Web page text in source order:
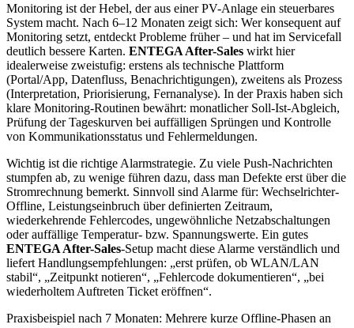
Monitoring ist der Hebel, der aus einer PV-Anlage ein steuerbares
System macht. Nach 6–12 Monaten zeigt sich: Wer konsequent auf
Monitoring setzt, entdeckt Probleme früher – und hat im Servicefall
deutlich bessere Karten. ENTEGA After-Sales wirkt hier
idealerweise zweistufig: erstens als technische Plattform
(Portal/App, Datenfluss, Benachrichtigungen), zweitens als Prozess
(Interpretation, Priorisierung, Fernanalyse). In der Praxis haben sich
klare Monitoring-Routinen bewährt: monatlicher Soll-Ist-Abgleich,
Prüfung der Tageskurven bei auffälligen Sprüngen und Kontrolle
von Kommunikationsstatus und Fehlermeldungen.
Wichtig ist die richtige Alarmstrategie. Zu viele Push-Nachrichten
stumpfen ab, zu wenige führen dazu, dass man Defekte erst über die
Stromrechnung bemerkt. Sinnvoll sind Alarme für: Wechselrichter-
Offline, Leistungseinbruch über definierten Zeitraum,
wiederkehrende Fehlercodes, ungewöhnliche Netzabschaltungen
oder auffällige Temperatur- bzw. Spannungswerte. Ein gutes
ENTEGA After-Sales-Setup macht diese Alarme verständlich und
liefert Handlungsempfehlungen: „erst prüfen, ob WLAN/LAN
stabil“, „Zeitpunkt notieren“, „Fehlercode dokumentieren“, „bei
wiederholtem Auftreten Ticket eröffnen“.
Praxisbeispiel nach 7 Monaten: Mehrere kurze Offline-Phasen an